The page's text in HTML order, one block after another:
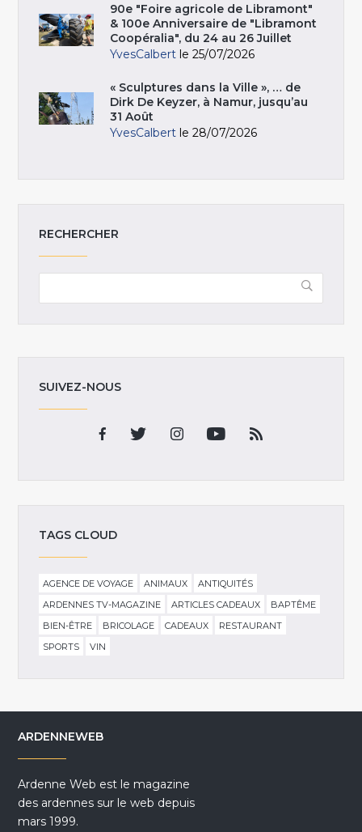
90e "Foire agricole de Libramont"
& 100e Anniversaire de "Libramont
Coopéralia", du 24 au 26 Juillet
YvesCalbert le 25/07/2026
« Sculptures dans la Ville », … de
Dirk De Keyzer, à Namur, jusqu’au
31 Août
YvesCalbert le 28/07/2026
RECHERCHER
SUIVEZ-NOUS
TAGS CLOUD
AGENCE DE VOYAGE ANIMAUX
ANTIQUITÉS
ARDENNES TV-MAGAZINE
ARTICLES CADEAUX
BAPTÊME
BIEN-ÊTRE
BRICOLAGE CADEAUX
RESTAURANT
SPORTS
VIN
ARDENNEWEB
Ardenne Web est le magazine
des ardennes sur le web depuis
mars 1999.